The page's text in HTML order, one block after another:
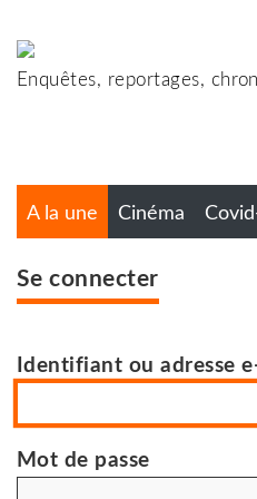
au
contenu
Enquêtes, reportages,
A la une Cinéma
Se connecter
Identifiant ou adresse
Mot de passe